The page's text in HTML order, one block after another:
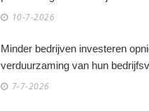
10-7-2026
Minder bedrijven investeren
verduurzaming van hun
7-7-2026